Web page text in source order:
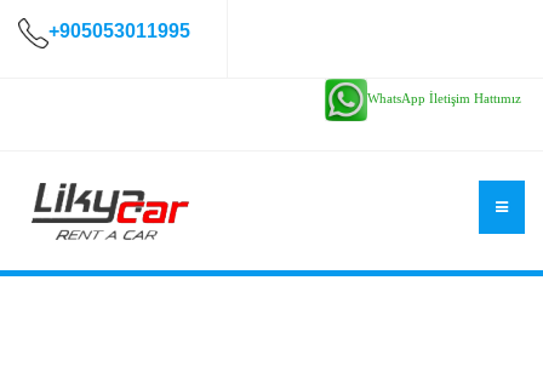
+905053011995
WhatsApp İletişim Hattımız